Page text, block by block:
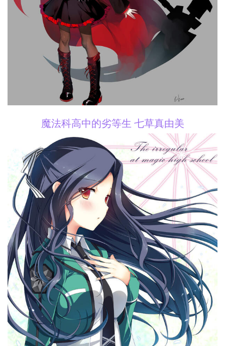
魔法科高中的劣等生 七草真由美